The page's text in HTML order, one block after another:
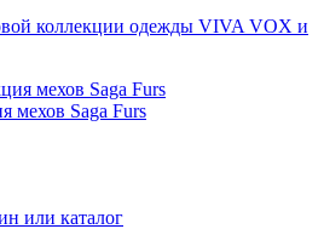
коллекции одежды VIVA VOX и
мехов Saga Furs
или каталог